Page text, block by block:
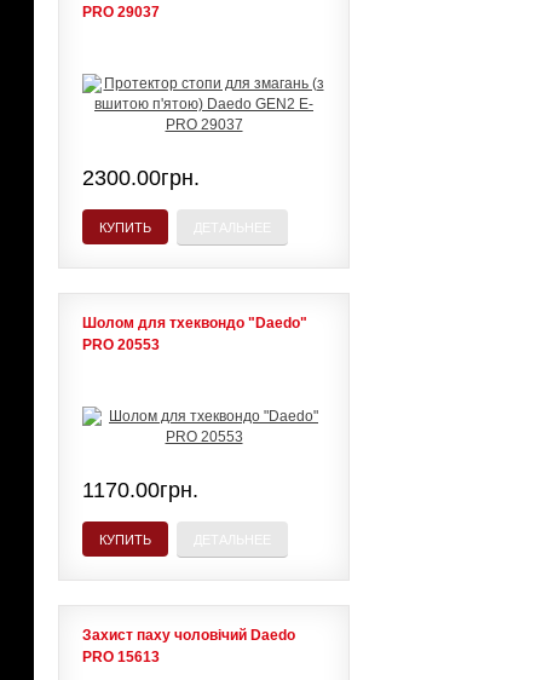
PRO 29037
2300.00грн.
КУПИТЬ
Шолом для тхеквондо "Daedo"
PRO 20553
1170.00грн.
КУПИТЬ
Захист паху чоловічий Daedo
PRO 15613